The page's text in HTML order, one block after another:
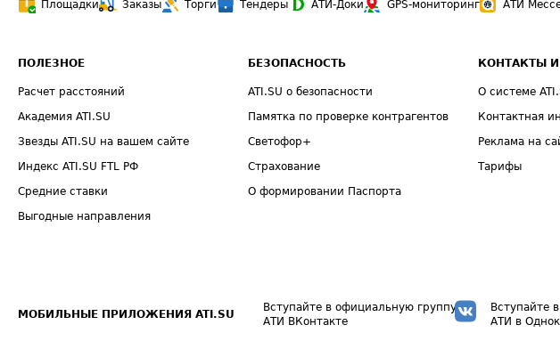
Площадки
Заказы Торги Тендеры АТИ-Доки GPS-мониторинг АТИ
ПОЛЕЗНОЕ
Расчет расстояний
Академия ATI.SU
Звезды ATI.SU на вашем сайте
Индекс ATI.SU FTL РФ
Средние ставки
Выгодные направления
БЕЗОПАСНОСТЬ
ATI.SU о безопасности
Памятка по проверке контрагентов
Светофор+
Страхование
О формировании Паспорта
КОНТАКТЫ
О системе
Контактная
Реклама на
Тарифы
МОБИЛЬНЫЕ ПРИЛОЖЕНИЯ ATI.SU
Вступайте в официальную группу
АТИ ВКонтакте
Вступайте
АТИ в